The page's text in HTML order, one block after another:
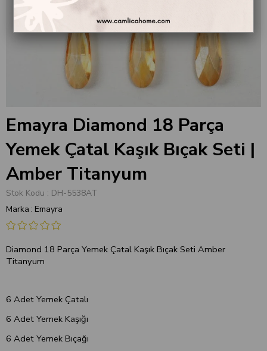
Emayra Diamond 18 Parça
Yemek Çatal Kaşık Bıçak Seti |
Amber Titanyum
Stok Kodu
DH-5538AT
Marka : Emayra
Diamond 18 Parça Yemek Çatal Kaşık Bıçak Seti Amber
Titanyum
6 Adet Yemek Çatalı
6 Adet Yemek Kaşığı
6 Adet Yemek Bıçağı